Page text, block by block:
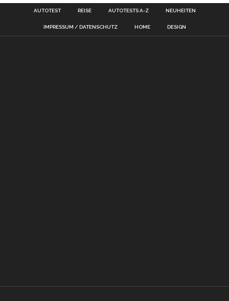
AUTOTEST REISE AUTOTESTS A-Z NEUHEITEN
IMPRESSUM / DATENSCHUTZ HOME DESIGN